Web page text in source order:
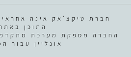
חברת טיקצ'אק אינה
התוכן
החברה מספקת מערכת
אונליין עבור